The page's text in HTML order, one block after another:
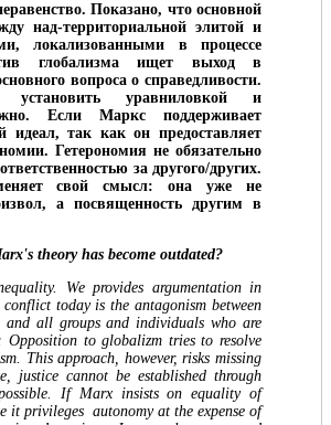
Показано, что основной
над-территориальной элитой и
локализованными в процессе
глобализма ищет выход в
вопроса о справедливости.
установить уравниловкой и
Если Маркс поддерживает
идеал, так как он предоставляет
Гетерономия не обязательно
за другого/других.
свой смысл: она уже не
а посвященность другим в
theory has become outdated?
We provides argumentation in
today is the antagonism between
all groups and individuals who are
to globalizm tries to resolve
This approach, however, risks missing
justice cannot be established through
If Marx insists on equality of
it privileges autonomy at the expense of